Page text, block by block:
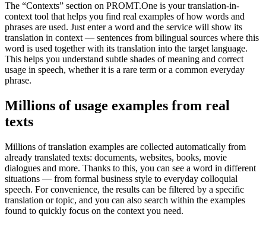
The “Contexts” section on PROMT.One is your translation-in-
context tool that helps you find real examples of how words and
phrases are used. Just enter a word and the service will show its
translation in context — sentences from bilingual sources where this
word is used together with its translation into the target language.
This helps you understand subtle shades of meaning and correct
usage in speech, whether it is a rare term or a common everyday
phrase.
Millions of usage examples from real
texts
Millions of translation examples are collected automatically from
already translated texts: documents, websites, books, movie
dialogues and more. Thanks to this, you can see a word in different
situations — from formal business style to everyday colloquial
speech. For convenience, the results can be filtered by a specific
translation or topic, and you can also search within the examples
found to quickly focus on the context you need.